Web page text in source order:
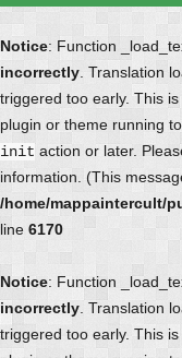
Notice: Function
incorrectly . Translation
triggered too early. This
plugin or theme running
init action or later.
information. (This
/home/mappaintercult/
line 6170
Notice: Function
incorrectly . Translation
triggered too early. This